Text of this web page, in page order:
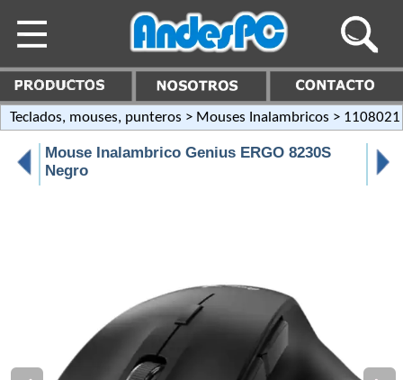
Teclados, mouses, punteros > Mouses Inalambricos > 1108021
Mouse Inalambrico Genius ERGO 8230S
Negro